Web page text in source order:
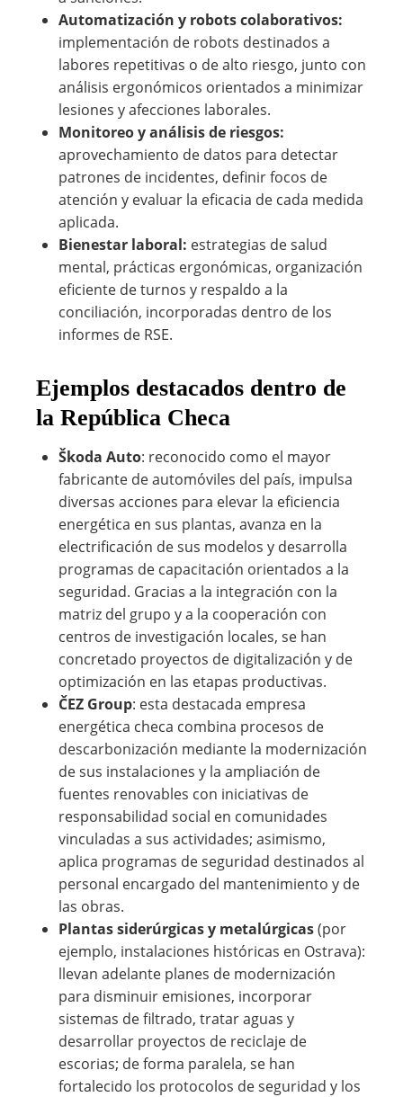
Automatización y robots colaborativos:
implementación de robots destinados a
labores repetitivas o de alto riesgo, junto con
análisis ergonómicos orientados a minimizar
lesiones y afecciones laborales.
Monitoreo y análisis de riesgos:
aprovechamiento de datos para detectar
patrones de incidentes, definir focos de
atención y evaluar la eficacia de cada medida
aplicada.
Bienestar laboral: estrategias de salud
mental, prácticas ergonómicas, organización
eficiente de turnos y respaldo a la
conciliación, incorporadas dentro de los
informes de RSE.
Ejemplos destacados dentro de
la República Checa
Škoda Auto: reconocido como el mayor
fabricante de automóviles del país, impulsa
diversas acciones para elevar la eficiencia
energética en sus plantas, avanza en la
electrificación de sus modelos y desarrolla
programas de capacitación orientados a la
seguridad. Gracias a la integración con la
matriz del grupo y a la cooperación con
centros de investigación locales, se han
concretado proyectos de digitalización y de
optimización en las etapas productivas.
ČEZ Group: esta destacada empresa
energética checa combina procesos de
descarbonización mediante la modernización
de sus instalaciones y la ampliación de
fuentes renovables con iniciativas de
responsabilidad social en comunidades
vinculadas a sus actividades; asimismo,
aplica programas de seguridad destinados al
personal encargado del mantenimiento y de
las obras.
Plantas siderúrgicas y metalúrgicas(por
ejemplo, instalaciones históricas en Ostrava):
llevan adelante planes de modernización
para disminuir emisiones, incorporar
sistemas de filtrado, tratar aguas y
desarrollar proyectos de reciclaje de
escorias; de forma paralela, se han
fortalecido los protocolos de seguridad y los